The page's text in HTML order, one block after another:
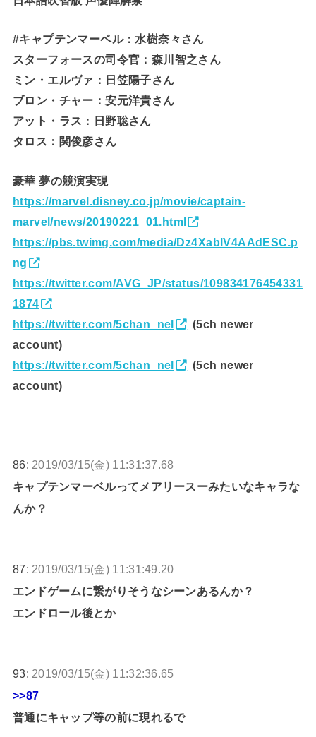
#キャプテンマーベル：水樹奈々さん
スターフォースの司令官：森川智之さん
ミン・エルヴァ：日笠陽子さん
ブロン・チャー：安元洋貴さん
アット・ラス：日野聡さん
タロス：関俊彦さん
豪華 夢の競演実現
https://marvel.disney.co.jp/movie/captain-
marvel/news/20190221_01.html
https://pbs.twimg.com/media/Dz4XablV4AAdESC.p
ng
https://twitter.com/AVG_JP/status/109834176454331
1874
https://twitter.com/5chan_nel
(5ch newer
account)
https://twitter.com/5chan_nel
(5ch newer
account)
86: 2019/03/15(金) 11:31:37.68
キャプテンマーベルってメアリースーみたいなキャラな
んか？
87: 2019/03/15(金) 11:31:49.20
エンドゲームに繋がりそうなシーンあるんか？
エンドロール後とか
93: 2019/03/15(金) 11:32:36.65
>>87
普通にキャップ等の前に現れるで